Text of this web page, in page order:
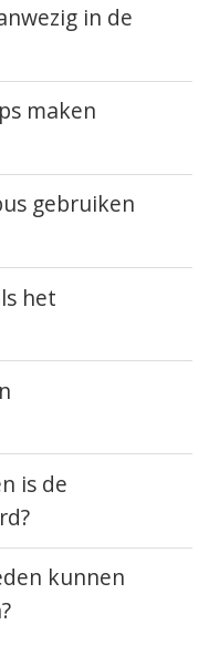
in de
maken
gebruiken
het
is de
kunnen